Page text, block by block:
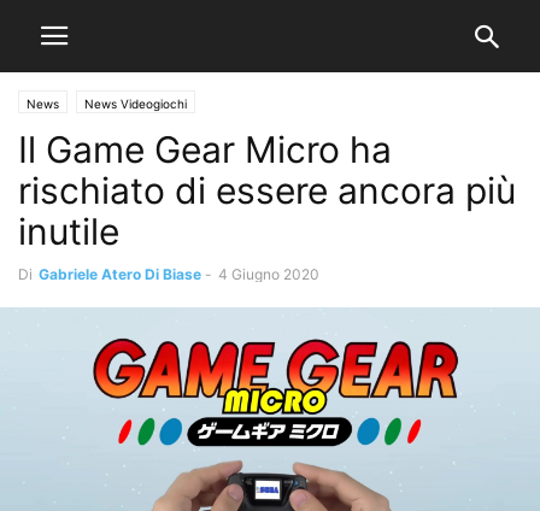
News News Videogiochi
Il Game Gear Micro ha
rischiato di essere ancora più
inutile
Di Gabriele Atero Di Biase - 4 Giugno 2020